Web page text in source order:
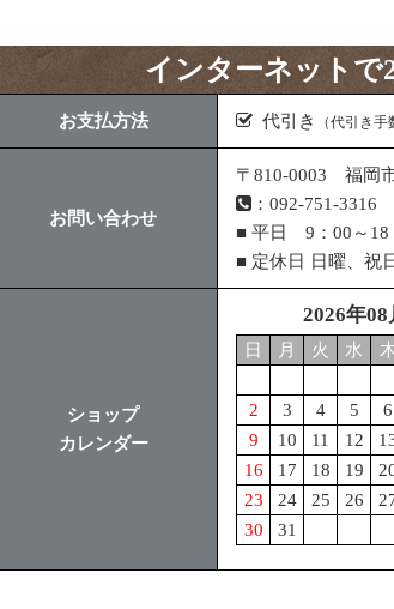
インターネットで
お支払方法 代引き （代引き
お問い合わせ
〒810-0003 福岡
：092-751-3316
■ 平日 9：00～18
■ 定休日 日曜、祝
ショップ
カレンダー
2026年08
日 月 火 水
2
3 4 5 6
9
10 11 12
16
17 18 19
23
24 25 26
30
31